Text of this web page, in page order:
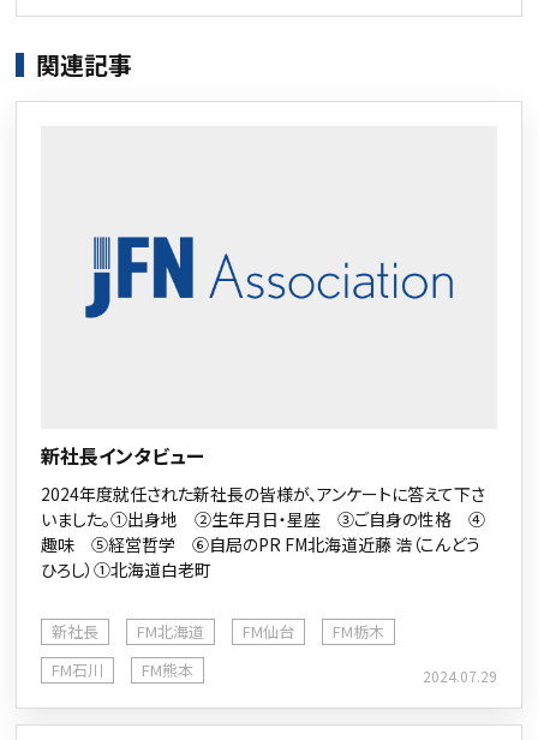
関連記事
新社長インタビュー
2024年度就任された新社長の皆様が、アンケートに答えて下さ
いました。①出身地 ②生年月日・星座 ③ご自身の性格 ④
趣味 ⑤経営哲学 ⑥自局のPR FM北海道近藤 浩（こんどう
ひろし）①北海道白老町
新社長 FM北海道 FM仙台
FM栃木
FM石川
FM熊本 2024.07.29